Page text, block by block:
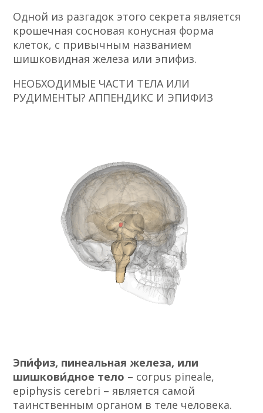
Одной из разгадок этого секрета является
крошечная сосновая конусная форма
клеток, с привычным названием
шишковидная железа или эпифиз.
НЕОБХОДИМЫЕ ЧАСТИ ТЕЛА ИЛИ
РУДИМЕНТЫ? АППЕНДИКС И ЭПИФИЗ
Эпи́физ, пинеальная железа, или
шишкови́дное тело – corpus pineale,
epiphysis cerebri – является самой
таинственным органом в теле человека.